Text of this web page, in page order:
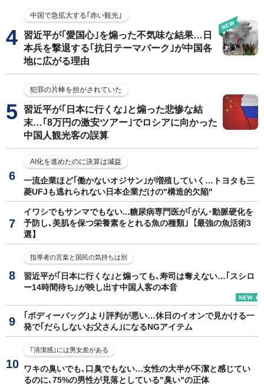
中国で急拡大する｢赤い観光｣
習近平が｢愛国心｣を煽った不気味な結果…日
本兵を撃退する｢抗日テーマパーク｣が中国各
地に広がる理由
犯罪の片棒を担がされていた
習近平が｢日本に行くな｣と煽った悲惨な結
末…｢8万円の激安ツアー｣でロシアに向かった
中国人観光客の誤算
AI化を進めたのに決算は減益
一流企業ほど｢働かないオジサン｣が増殖していく…トヨタも三
菱UFJも逃れられない日本企業だけの"構造的欠陥"
イワシでもサンマでもない...糖尿病専門医が｢がん･動脈硬化を
予防し､美肌を保つ栄養素をとれる魚の種類｣【最強の魚活術3
選】
指導者の言葉と国民の気持ちは別
習近平が｢日本に行くな｣と煽っても､寿司は奪えない…｢スシロ
ー14時間待ち｣が映し出す中国人客の本音
｢ボディーバッグ｣より評判が悪い…休日のイオンで見かける一
発で｢だらしないお父さん｣になるNGアイテム
｢清潔感｣には男女差がある
ワキの臭いでも､口臭でもない…女性の大半が不潔と感じてい
るのに､75%の男性が見落としている"臭い"の正体